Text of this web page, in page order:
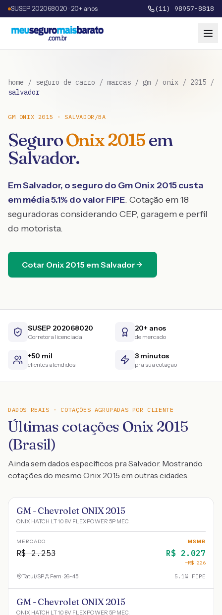
SUSEP 202068020 · 20+ anos (11) 98957-8818
home / seguro de carro / marcas / gm / onix / 2015 /
salvador
GM ONIX 2015 ·SALVADOR /BA
SeguroOnix2015em
Salvador.
EmSalvador, o seguro do GmOnix 2015custa
em média5.1% do valor FIPE. Cotação em 18
seguradoras considerando CEP, garagem e perfil
do motorista.
Cotar Onix 2015 em Salvador
SUSEP 202068020
Corretora licenciada
20+ anos
de mercado
+50 mil
clientes atendidos
3 minutos
pra sua cotação
DADOS REAIS · COTAÇÕES AGRUPADAS POR CLIENTE
Últimas cotações Onix 2015
(Brasil)
Ainda sem dados específicos pra Salvador. Mostrando
cotações do mesmo Onix 2015 em outras cidades.
GM - Chevrolet ONIX 2015
ONIX HATCH LT 1.0 8V FLEXPOWER 5P MEC.
MERCADO
R$2.253
MSMB
R$ 2.027
−R$ 226
Tatuí/SP Fem · 26-45 5.1% FIPE
GM - Chevrolet ONIX 2015
ONIX HATCH LT 1.0 8V FLEXPOWER 5P MEC.